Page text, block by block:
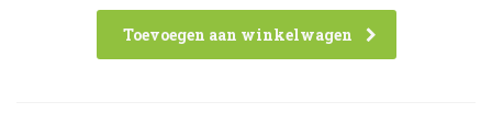
Toevoegen aan winkelwagen